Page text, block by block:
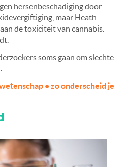
hersenbeschadiging door
maar Heath
de toxiciteit van cannabis.
soms gaan om slechte
• zo onderscheid je